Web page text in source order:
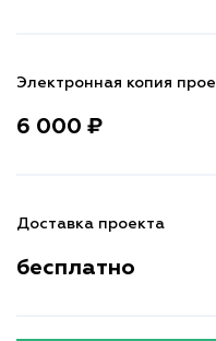
Электронная копия
6 000 ₽
Доставка проекта
бесплатно